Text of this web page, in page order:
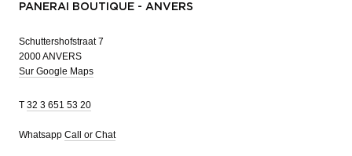
PANERAI BOUTIQUE - ANVERS
Schuttershofstraat 7
2000 ANVERS
Sur Google Maps
T 32 3 651 53 20
Whatsapp Call or Chat